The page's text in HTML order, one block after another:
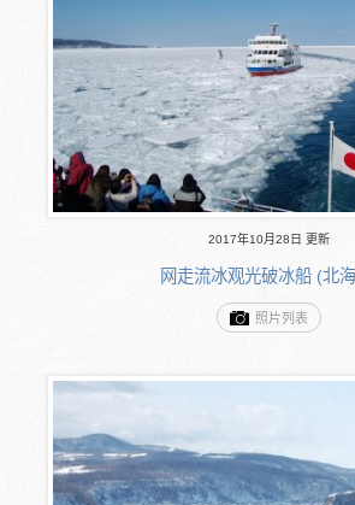
2017年10月28日 更新
网走流冰观光破冰船 (北
照片列表